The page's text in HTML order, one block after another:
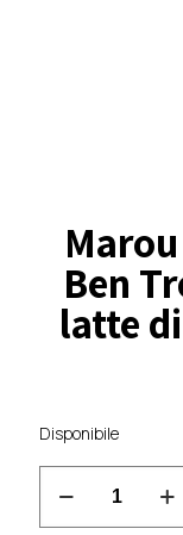
Ben
latte
Disponibile